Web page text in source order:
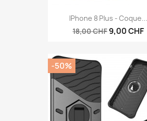
IPhone 8 Plus - Coque...
18,00 CHF 9,00 CHF
-50%